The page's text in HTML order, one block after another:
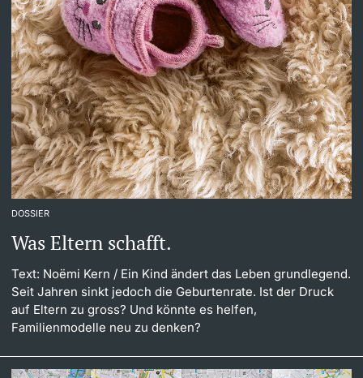
DOSSIER
Was Eltern schafft.
Text: Noëmi Kern / Ein Kind ändert das Leben grundlegend.
Seit Jahren sinkt jedoch die Geburtenrate. Ist der Druck
auf Eltern zu gross? Und könnte es helfen,
Familienmodelle neu zu denken?